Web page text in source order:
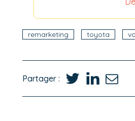
remarketing toyota
Partager :